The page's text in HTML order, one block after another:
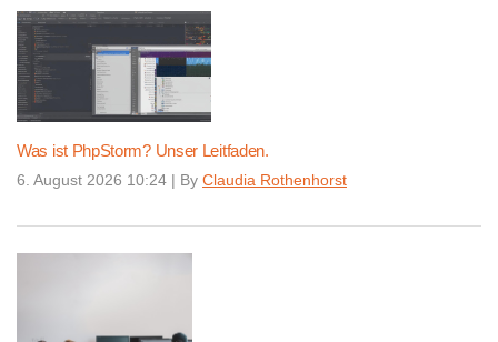
Was ist PhpStorm? Unser Leitfaden.
6. August 2026 10:24 | By Claudia Rothenhorst